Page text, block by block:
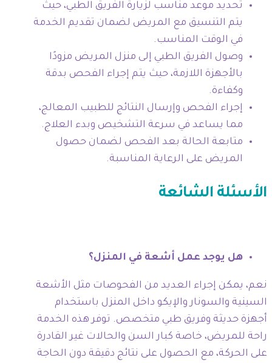
تحديد موعد مناسب لزيارة الفريق الطبي، حيث
يتم التنسيق مع المريض لضمان تقديم الخدمة
في الوقت المناسب.
وصول الفريق الطبي إلى منزل المريض مزودًا
بالأجهزة اللازمة، حيث يتم إجراء الفحص بدقة
وكفاءة.
إجراء الفحص وإرسال النتائج للطبيب المعالج،
مما يساعد في سرعة التشخيص وبدء العلاج.
متابعة الحالة بعد الفحص لضمان حصول
المريض على الرعاية المناسبة.
الأسئلة الشائعة
هل يوجد عمل أشعة في المنزل؟
نعم، يمكن إجراء العديد من الفحوصات مثل الأشعة
السينية والسونار والإيكو داخل المنزل باستخدام
أجهزة حديثة وفريق طبي متخصص. توفر هذه الخدمة
راحة للمريض، خاصة كبار السن والحالات غير القادرة
على الحركة، مع الحصول على نتائج دقيقة دون الحاجة